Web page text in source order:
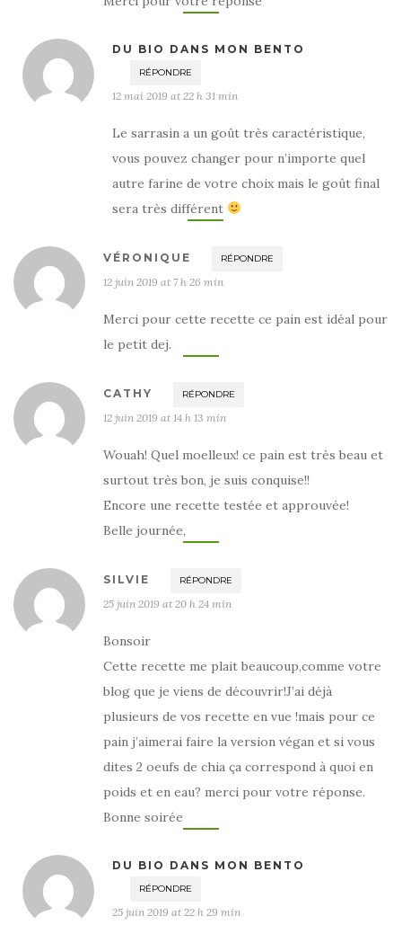
DU BIO DANS MON BENTO
RÉPONDRE
12 mai 2019 at 22 h 31 min
Le sarrasin a un goût très caractéristique,
vous pouvez changer pour n’importe quel
autre farine de votre choix mais le goût final
sera très différent
VÉRONIQUE RÉPONDRE
12 juin 2019 at 7 h 26 min
Merci pour cette recette ce pain est idéal pour
le petit dej.
CATHY RÉPONDRE
12 juin 2019 at 14 h 13 min
Wouah! Quel moelleux! ce pain est très beau et
surtout très bon, je suis conquise!!
Encore une recette testée et approuvée!
Belle journée,
SILVIE RÉPONDRE
25 juin 2019 at 20 h 24 min
Bonsoir
Cette recette me plait beaucoup,comme votre
blog que je viens de découvrir!J’ai déjà
plusieurs de vos recette en vue !mais pour ce
pain j’aimerai faire la version végan et si vous
dites 2 oeufs de chia ça correspond à quoi en
poids et en eau? merci pour votre réponse.
Bonne soirée
DU BIO DANS MON BENTO
RÉPONDRE
25 juin 2019 at 22 h 29 min